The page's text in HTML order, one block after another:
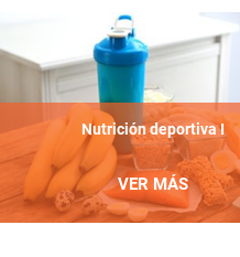
Nutrición deportiva I
VER MÁS